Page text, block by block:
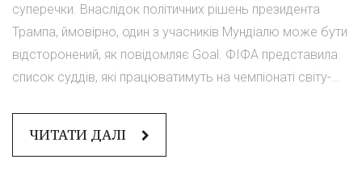
суперечки. Внаслідок політичних рішень президента
Трампа, ймовірно, один з учасників Мундіалю може бути
відсторонений, як повідомляє Goal. ФІФА представила
список суддів, які працюватимуть на чемпіонаті світу-...
ЧИТАТИ ДАЛІ